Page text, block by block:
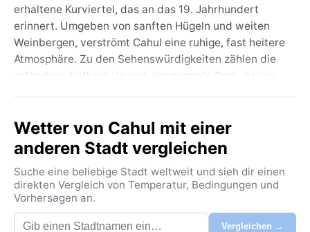
erhaltene Kurviertel, das an das 19. Jahrhundert
erinnert. Umgeben von sanften Hügeln und weiten
Weinbergen, verströmt Cahul eine ruhige, fast heitere
Atmosphäre. Zu den Sehenswürdigkeiten zählen die
orthodoxe Kathedrale und der zentrale Park, der im
und Obstgärten prägen das Umland. Hier spürt man
noch das Tempo des ländlichen Moldawiens, abseits
der Hauptstadt Chisinau.
Das Klima ist nach Köppen als Dfa klassifiziert: ein
heißsommerliches Kontinentalklima mit feuchten
Bedingungen. Die Sommer sind heiß und schwül, mit
Wetter von Cahul mit einer
anderen Stadt vergleichen
Suche eine beliebige Stadt weltweit und sieh dir einen
direkten Vergleich von Temperatur, Bedingungen und
Vorhersagen an.
Vergleichen →